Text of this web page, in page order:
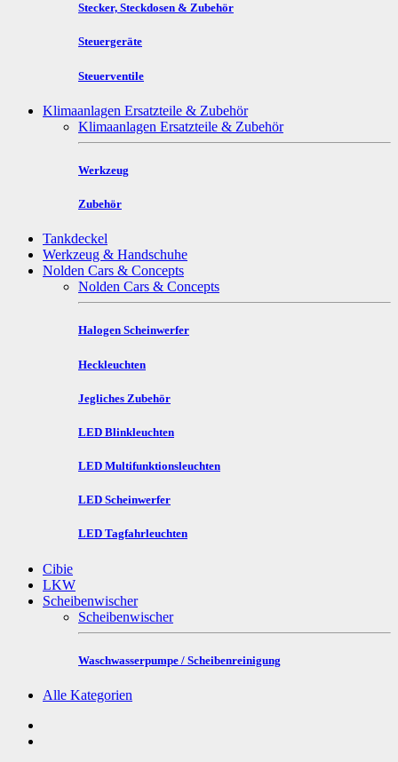
Stecker, Steckdosen & Zubehör
Steuergeräte
Steuerventile
Klimaanlagen Ersatzteile & Zubehör
Klimaanlagen Ersatzteile & Zubehör
Werkzeug
Zubehör
Tankdeckel
Werkzeug & Handschuhe
Nolden Cars & Concepts
Nolden Cars & Concepts
Halogen Scheinwerfer
Heckleuchten
Jegliches Zubehör
LED Blinkleuchten
LED Multifunktionsleuchten
LED Scheinwerfer
LED Tagfahrleuchten
Cibie
LKW
Scheibenwischer
Scheibenwischer
Waschwasserpumpe / Scheibenreinigung
Alle Kategorien